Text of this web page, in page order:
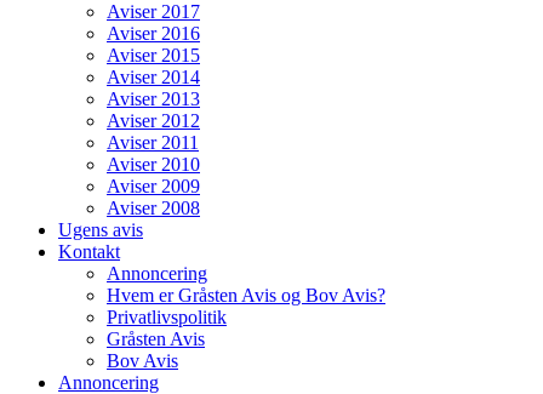
Aviser 2017
Aviser 2016
Aviser 2015
Aviser 2014
Aviser 2013
Aviser 2012
Aviser 2011
Aviser 2010
Aviser 2009
Aviser 2008
Ugens avis
Kontakt
Annoncering
Hvem er Gråsten Avis og Bov Avis?
Privatlivspolitik
Gråsten Avis
Bov Avis
Annoncering